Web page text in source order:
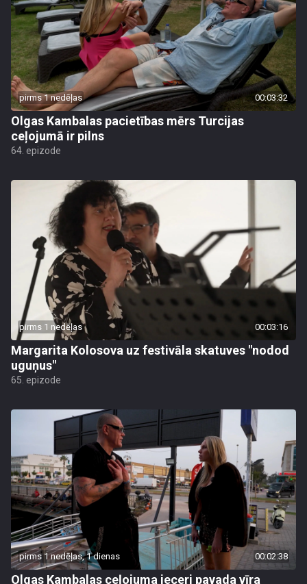
pirms 1 nedēļas 00:03:32
Olgas Kambalas pacietības mērs Turcijas
ceļojumā ir pilns
64. epizode
pirms 1 nedēļas 00:03:16
Margarita Kolosova uz festivāla skatuves "nodod
uguņus"
65. epizode
pirms 1 nedēļas, 1 dienas 00:02:38
Olgas Kambalas ceļojuma ieceri pavada vīra